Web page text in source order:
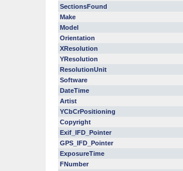
SectionsFound
Make
Model
Orientation
XResolution
YResolution
ResolutionUnit
Software
DateTime
Artist
YCbCrPositioning
Copyright
Exif_IFD_Pointer
GPS_IFD_Pointer
ExposureTime
FNumber